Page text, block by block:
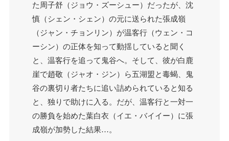
た周子舒（ジョウ・ズーシュー）だったが、沈
慎（シェン・シェン）の元に送られた張成嶺
（ジャン・チョンリン）が温客行（ウェン・コ
ーシン）の正体を知って動揺していると聞く
と、温客行を追って鬼谷へ。そして、彼が白鹿
崖で趙敬（ジャオ・ジン）ら五湖盟と毒蝎、鬼
谷の裏切り者たちに追い詰められていると知る
と、独りで助けに入る。だが、温客行と一対一
の勝負を始めた葉白衣（イエ・バイイー）に張
成嶺が加勢した結果…。